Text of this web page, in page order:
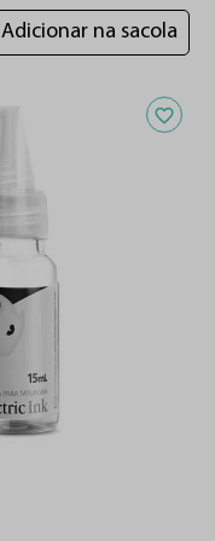
Adicionar na sacola